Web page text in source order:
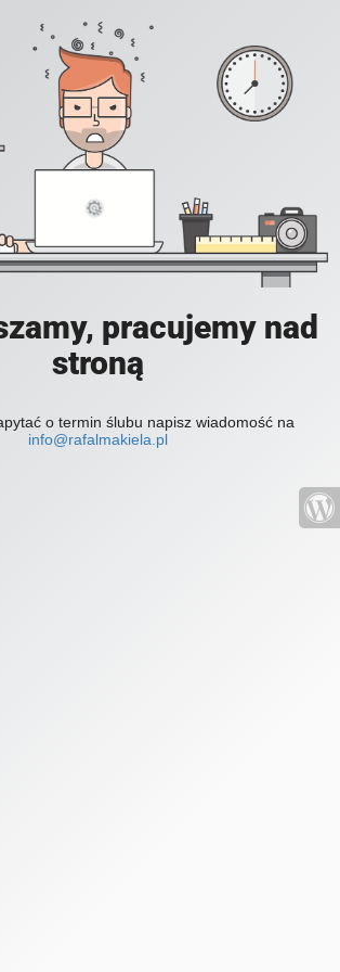
pracujemy nad
stroną
o termin ślubu napisz wiadomość na
info@rafalmakiela.pl